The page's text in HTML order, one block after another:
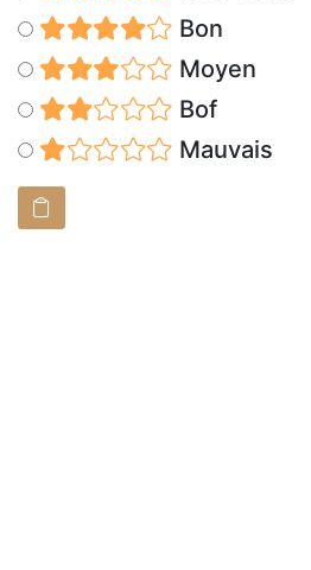
Bon
Moyen
Bof
Mauvais